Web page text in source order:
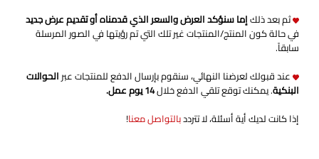
ثم بعد ذلكإما سنؤكد العرض والسعر الذي قدمناه أو تقديم عرض جديد
في حالة كون المنتج/المنتجات غير تلك التي تم رؤيتها في الصور المرسلة
سابقاً.
عند قبولك لعرضنا النهائي، سنقوم بإرسال الدفع للمنتجات عبرالحوالات
البنكية. يمكنك توقع تلقي الدفع خلال14 يوم عمل
.
إذا كانت لديك أية أسئلة، لا تترددبالتواصل معنا!